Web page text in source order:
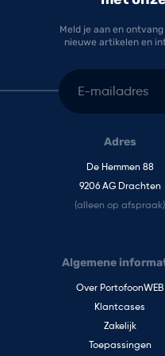
Meld je aan en
nieuwe artikelen en
Adres
De Hemmen 88
9206 AG Drachten
(alleen op afspraak)
Algemene
Over PortofoonWEB
Klantcases
Zakelijk
Toepassingen